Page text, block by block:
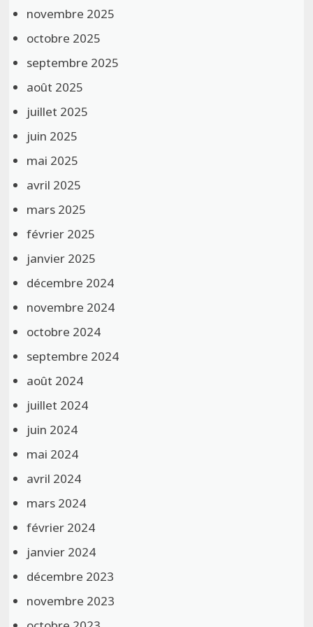
novembre 2025
octobre 2025
septembre 2025
août 2025
juillet 2025
juin 2025
mai 2025
avril 2025
mars 2025
février 2025
janvier 2025
décembre 2024
novembre 2024
octobre 2024
septembre 2024
août 2024
juillet 2024
juin 2024
mai 2024
avril 2024
mars 2024
février 2024
janvier 2024
décembre 2023
novembre 2023